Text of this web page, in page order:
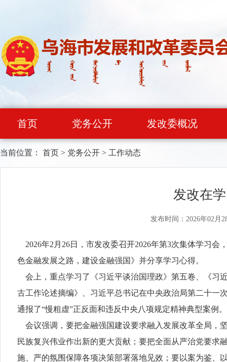
首页 党务公开 发改委概况
当前位置： 首页 > 党务公开 > 工作动态
发改在
发布时间：2026年02月
2026年2月26日，市发改委召开2026年第3次集体学习会
色金融发展之路，建设金融强国》并分享学习心得。
会上，重点学习了《习近平谈治国理政》第五卷、《习
古工作论述摘编》、习近平总书记在中央政治局第二十一
通报了“慢粗虚”正反面和违反中央八项规定精神典型案例。
会议强调，要把金融强国建设要求融入发展改革全局，
民族复兴伟业作出新的更大贡献；要把全面从严治党要求
施、严的氛围保障各项决策部署落地见效；要以案为鉴、